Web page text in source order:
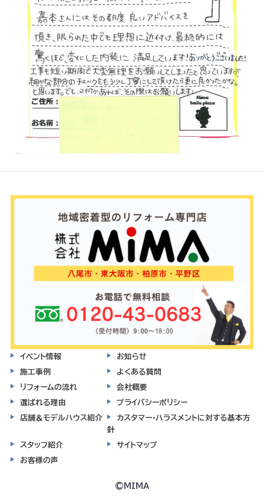
イベント情報
施工事例
リフォームの流れ
選ばれる理由
店舗＆モデルハウス紹介
スタッフ紹介
お客様の声
お知らせ
よくある質問
会社概要
プライバシーポリシー
カスタマー・ハラスメントに対する基本方
針
サイトマップ
©MIMA